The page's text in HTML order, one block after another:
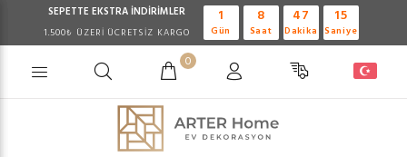
SEPETTE EKSTRA İNDİRİMLER
1.500₺ ÜZERİ ÜCRETSİZ KARGO
1
Gün
8
Saat
47
Dakika
15
Saniye
0